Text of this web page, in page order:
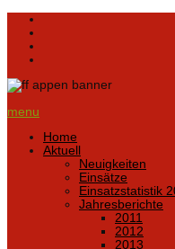
menu
Home
Aktuell
Neuigkeiten
Einsätze
Einsatzstatistik
Jahresberichte
2011
2012
2013